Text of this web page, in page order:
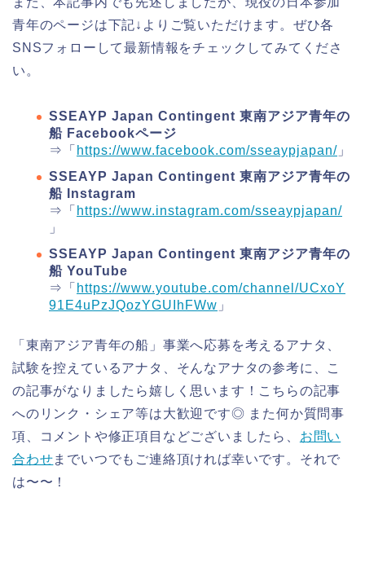
青年のページは下記↓よりご覧いただけます。ぜひ各
SNSフォローして最新情報をチェックしてみてくださ
い。
SSEAYP Japan Contingent 東南アジア青年の
船 Facebookページ
⇒「 https://www.facebook.com/sseaypjapan/ 」
SSEAYP Japan Contingent 東南アジア青年の
船 Instagram
⇒「 https://www.instagram.com/sseaypjapan/
」
SSEAYP Japan Contingent 東南アジア青年の
船 YouTube
⇒「 https://www.youtube.com/channel/UCxoY
91E4uPzJQozYGUIhFWw 」
「東南アジア青年の船」事業へ応募を考えるアナタ、
試験を控えているアナタ、そんなアナタの参考に、こ
の記事がなりましたら嬉しく思います！こちらの記事
へのリンク・シェア等は大歓迎です◎ また何か質問事
項、コメントや修正項目などございましたら、 お問い
合わせまでいつでもご連絡頂ければ幸いです。それで
は〜〜！